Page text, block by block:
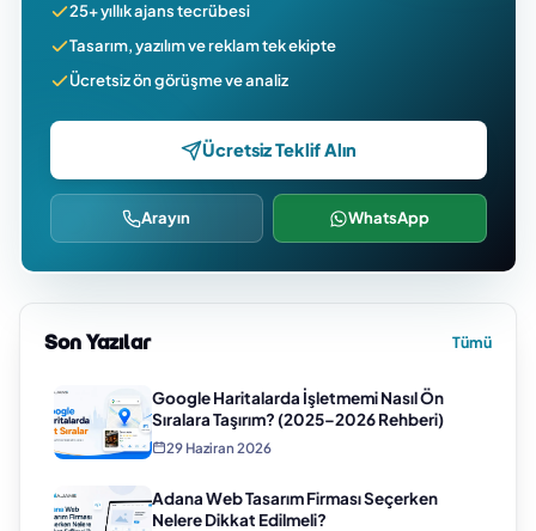
25+ yıllık ajans tecrübesi
Tasarım, yazılım ve reklam tek ekipte
Ücretsiz ön görüşme ve analiz
Ücretsiz Teklif Alın
Arayın WhatsApp
Son Yazılar Tümü
Google Haritalarda İşletmemi Nasıl Ön
Sıralara Taşırım? (2025–2026 Rehberi)
29 Haziran 2026
Adana Web Tasarım Firması Seçerken
Nelere Dikkat Edilmeli?